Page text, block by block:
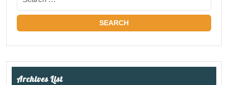
Archives List